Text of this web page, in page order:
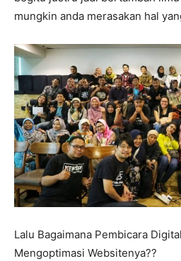
mungkin anda merasakan hal
Lalu Bagaimana Pembicara
Mengoptimasi Websitenya??